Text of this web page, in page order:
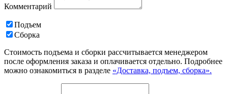
Комментарий
Подъем
Сборка
Стоимость подъема и сборки рассчитывается менеджером
после оформления заказа и оплачивается отдельно. Подробнее
можно ознакомиться в разделе «Доставка, подъем, сборка».